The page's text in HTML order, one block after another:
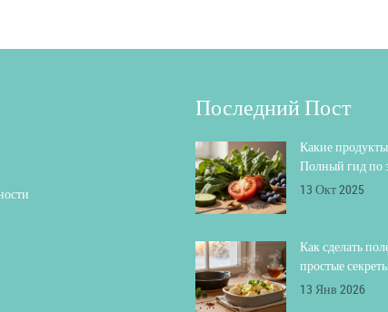
Последний Пост
Какие
Полный гид по
13 Окт 2025
Как сделать
простые
13 Янв 2026